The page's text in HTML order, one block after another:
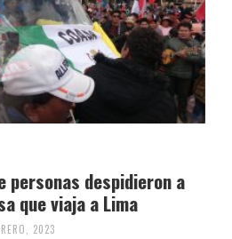
personas despidieron a
que viaja a Lima
2023